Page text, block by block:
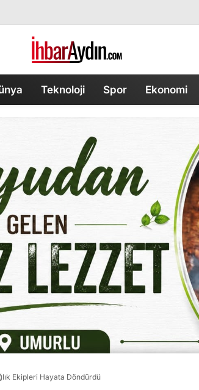
Teknoloji Spor Ekonomi
Ekipleri Hayata Döndürdü